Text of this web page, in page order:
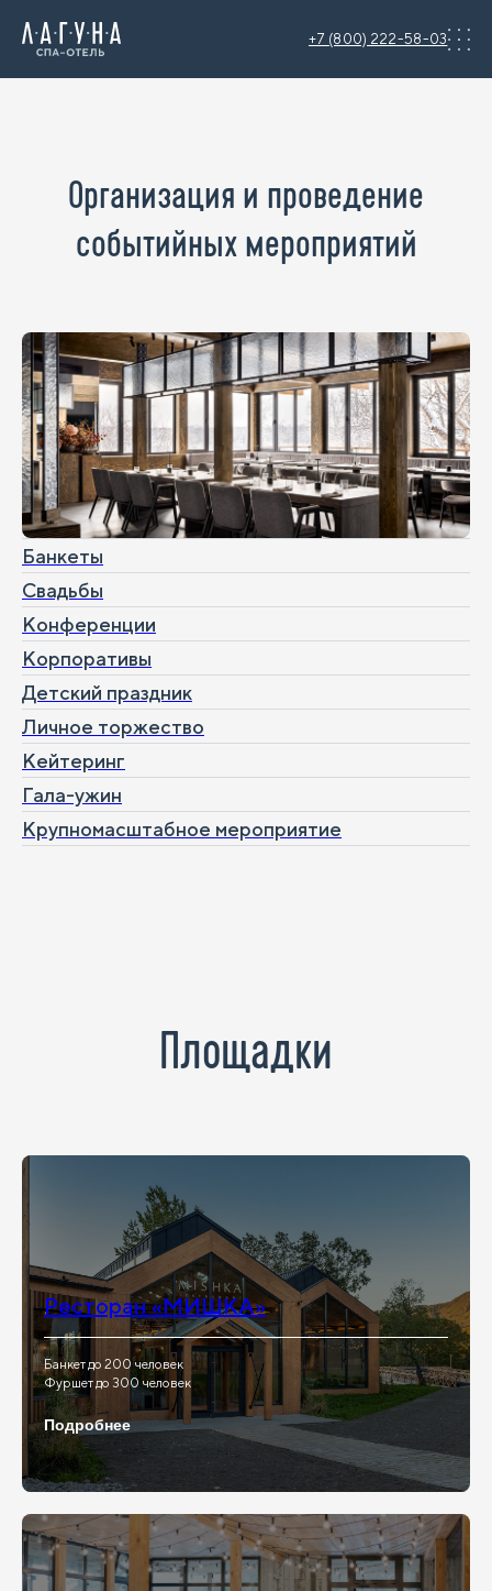
+7 (800) 222-58-03
Организация и проведение
событийных мероприятий
Банкеты
Свадьбы
Конференции
Корпоративы
Детский праздник
Личное торжество
Кейтеринг
Гала-ужин
Крупномасштабное мероприятие
Площадки
Ресторан «МИШКА»
Банкет до 200 человек
Фуршет до 300 человек
Подробнее